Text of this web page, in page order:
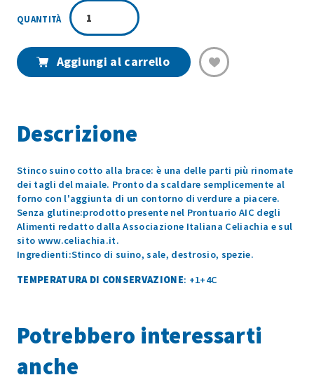
STINCO
SUINO
ALLA
650GR
Aggiungi al carrello
Descrizione
Stinco suino cotto alla brace: è una delle parti più rinomate
dei tagli del maiale. Pronto da scaldare semplicemente al
forno con l'aggiunta di un contorno di verdure a piacere.
Senza glutine:prodotto presente nel Prontuario AIC degli
Alimenti redatto dalla Associazione Italiana Celiachia e sul
sito www.celiachia.it.
Ingredienti:Stinco di suino, sale, destrosio, spezie.
TEMPERATURA DI CONSERVAZIONE: +1+4C
Potrebbero interessarti
anche